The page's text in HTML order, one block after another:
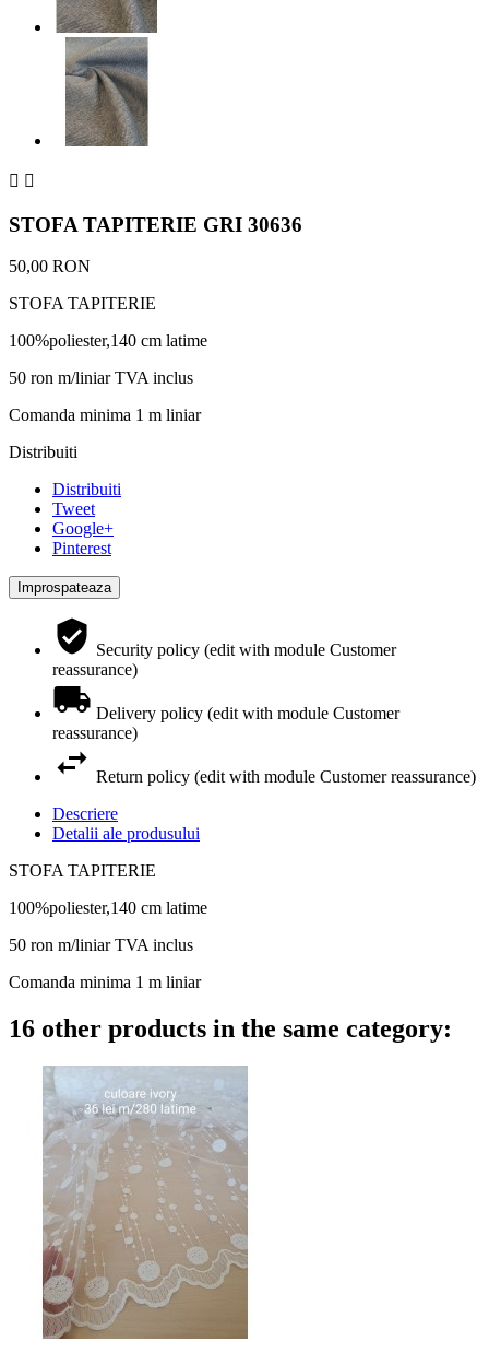
 
STOFA TAPITERIE GRI 30636
50,00 RON
STOFA TAPITERIE
100%poliester,140 cm latime
50 ron m/liniar TVA inclus
Comanda minima 1 m liniar
Distribuiti
Distribuiti
Tweet
Google+
Pinterest
Security policy (edit with module Customer
reassurance)
Delivery policy (edit with module Customer
reassurance)
Return policy (edit with module Customer reassurance)
Descriere
Detalii ale produsului
STOFA TAPITERIE
100%poliester,140 cm latime
50 ron m/liniar TVA inclus
Comanda minima 1 m liniar
16 other products in the same category: